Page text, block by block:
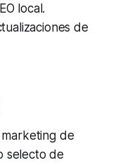
local.
de
de
selecto de